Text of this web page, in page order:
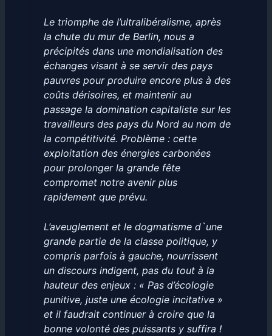
Le triomphe de l’ultralibéralisme, après
la chute du mur de Berlin, nous a
précipités dans une mondialisation des
échanges visant à se servir des pays
pauvres pour produire encore plus à des
coûts dérisoires, et maintenir au
passage la domination capitaliste sur les
travailleurs des pays du Nord au nom de
la compétitivité. Problème : cette
exploitation des énergies carbonées
pour prolonger la grande fête
compromet notre avenir plus
rapidement que prévu.
L’aveuglement et le dogmatisme d`une
grande partie de la classe politique, y
compris parfois à gauche, nourrissent
un discours indigent, pas du tout à la
hauteur des enjeux : « Pas d’écologie
punitive, juste une écologie incitative »
et il faudrait continuer à croire que la
bonne volonté des puissants y suffira !